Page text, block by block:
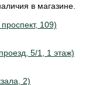
в магазине.
109)
5/1, 1 этаж)
2)